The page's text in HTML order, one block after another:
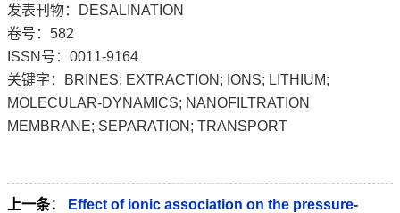
发表刊物：DESALINATION
卷号：582
ISSN号：0011-9164
关键字：BRINES; EXTRACTION; IONS; LITHIUM;
MOLECULAR-DYNAMICS; NANOFILTRATION
MEMBRANE; SEPARATION; TRANSPORT
上一条： Effect of ionic association on the pressure-